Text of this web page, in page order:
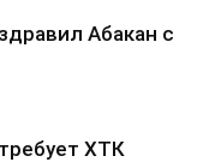
Абакан с
ХТК